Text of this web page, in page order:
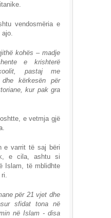
vendosmëria e
ajo.
kohës – madje
e krishterë
pastaj me
kërkesën për
kur pak gra
e vetmja gjë
e varrit të saj bëri
e cila, ashtu si
Islam, të mblidhte
ri.
për 21 vjet dhe
sfidat tona në
në Islam - disa